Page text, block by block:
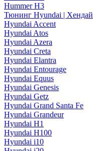
Hummer H3
Тюнинг Hyundai | Хендай
Hyundai Accent
Hyundai Atos
Hyundai Azera
Hyundai Creta
Hyundai Elantra
Hyundai Entourage
Hyundai Equus
Hyundai Genesis
Hyundai Getz
Hyundai Grand Santa Fe
Hyundai Grandeur
Hyundai H1
Hyundai H100
Hyundai i10